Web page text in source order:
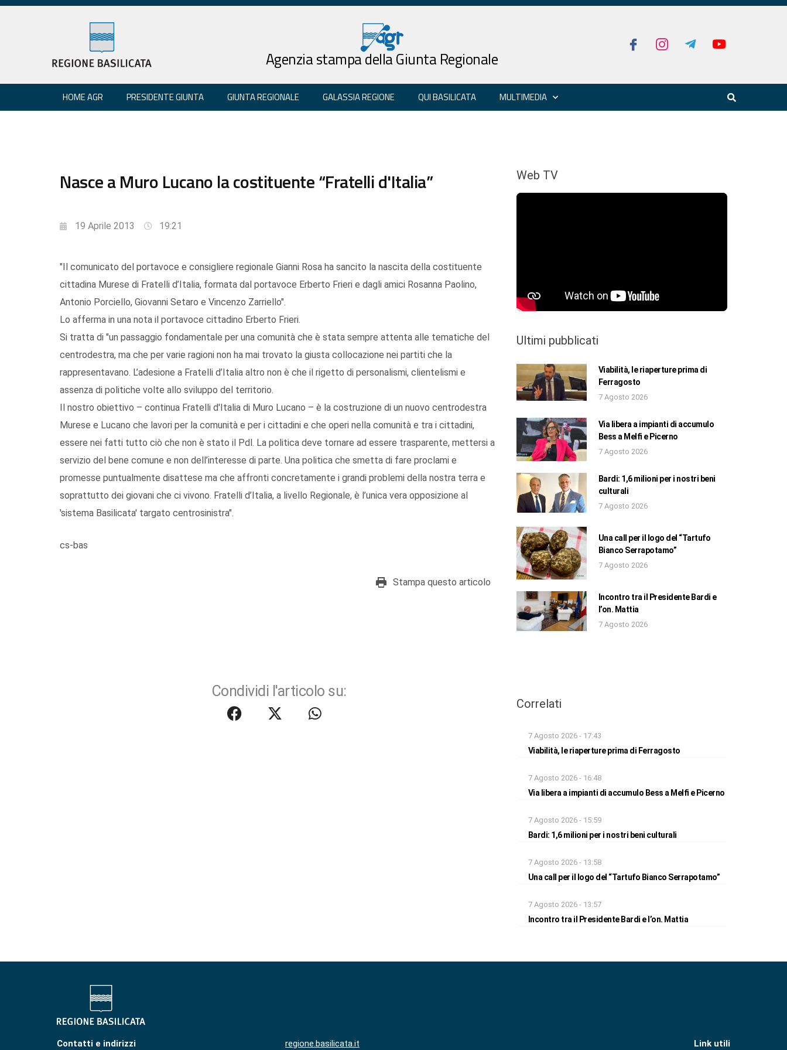
Agenzia stampa della Giunta Regionale
HOME AGR PRESIDENTE GIUNTA GIUNTA REGIONALE GALASSIA REGIONE QUI BASILICATA MULTIMEDIA
Nasce a Muro Lucano la costituente “Fratelli d'Italia”
19 Aprile 2013 19:21
"Il comunicato del portavoce e consigliere regionale Gianni Rosa ha sancito la nascita della costituente
cittadina Murese di Fratelli d’Italia, formata dal portavoce Erberto Frieri e dagli amici Rosanna Paolino,
Antonio Porciello, Giovanni Setaro e Vincenzo Zarriello".
Lo afferma in una nota il portavoce cittadino Erberto Frieri.
Si tratta di "un passaggio fondamentale per una comunità che è stata sempre attenta alle tematiche del
centrodestra, ma che per varie ragioni non ha mai trovato la giusta collocazione nei partiti che la
rappresentavano. L’adesione a Fratelli d’Italia altro non è che il rigetto di personalismi, clientelismi e
assenza di politiche volte allo sviluppo del territorio.
Il nostro obiettivo – continua Fratelli d'Italia di Muro Lucano – è la costruzione di un nuovo centrodestra
Murese e Lucano che lavori per la comunità e per i cittadini e che operi nella comunità e tra i cittadini,
essere nei fatti tutto ciò che non è stato il Pdl. La politica deve tornare ad essere trasparente, mettersi a
servizio del bene comune e non dell’interesse di parte. Una politica che smetta di fare proclami e
promesse puntualmente disattese ma che affronti concretamente i grandi problemi della nostra terra e
soprattutto dei giovani che ci vivono. Fratelli d’Italia, a livello Regionale, è l’unica vera opposizione al
'sistema Basilicata' targato centrosinistra".
cs-bas
Stampa questo articolo
Condividi l'articolo su:
Web TV
Ultimi pubblicati
Viabilità, le riaperture prima di
Ferragosto
7 Agosto 2026
Via libera a impianti di accumulo
Bess a Melfi e Picerno
7 Agosto 2026
Bardi: 1,6 milioni per i nostri beni
culturali
7 Agosto 2026
Una call per il logo del “Tartufo
Bianco Serrapotamo”
7 Agosto 2026
Incontro tra il Presidente Bardi e
l’on. Mattia
7 Agosto 2026
Correlati
7 Agosto 2026 - 17:43
Viabilità, le riaperture prima di Ferragosto
7 Agosto 2026 - 16:48
Via libera a impianti di accumulo Bess a Melfi e Picerno
7 Agosto 2026 - 15:59
Bardi: 1,6 milioni per i nostri beni culturali
7 Agosto 2026 - 13:58
Una call per il logo del “Tartufo Bianco Serrapotamo”
7 Agosto 2026 - 13:57
Incontro tra il Presidente Bardi e l’on. Mattia
Contatti e indirizzi regione.basilicata.it Link utili